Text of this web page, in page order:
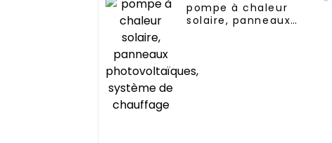
pompe à chaleur
solaire, panneaux